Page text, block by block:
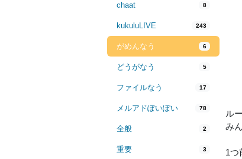
chaat 8
kukuluLIVE 243
がめんなう 6
どうがなう 5
ファイルなう 17
メルアドぽいぽい 78
全般 2
重要 3
ル
み
1つ